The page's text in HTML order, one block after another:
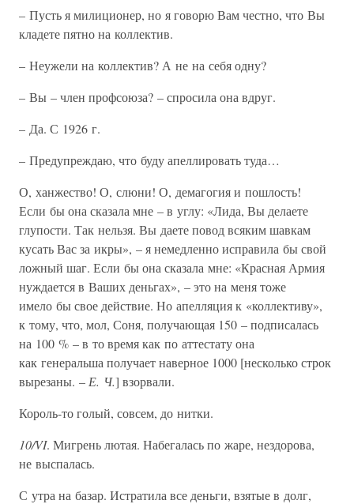
– Пусть я милиционер, но я говорю Вам честно, что Вы
кладете пятно на коллектив.
– Неужели на коллектив? А не на себя одну?
– Вы – член профсоюза? – спросила она вдруг.
– Да. С 1926 г.
– Предупреждаю, что буду апеллировать туда…
О, ханжество! О, слюни! О, демагогия и пошлость!
Если бы она сказала мне – в углу: «Лида, Вы делаете
глупости. Так нельзя. Вы даете повод всяким шавкам
кусать Вас за икры», – я немедленно исправила бы свой
ложный шаг. Если бы она сказала мне: «Красная Армия
нуждается в Ваших деньгах», – это на меня тоже
имело бы свое действие. Но апелляция к «коллективу»,
к тому, что, мол, Соня, получающая 150 – подписалась
на 100 % – в то время как по аттестату она
как генеральша получает наверное 1000 [несколько строк
вырезаны. – Е. Ч.] взорвали.
Король-то голый, совсем, до нитки.
10/VI. Мигрень лютая. Набегалась по жаре, нездорова,
не выспалась.
С утра на базар. Истратила все деньги, взятые в долг,